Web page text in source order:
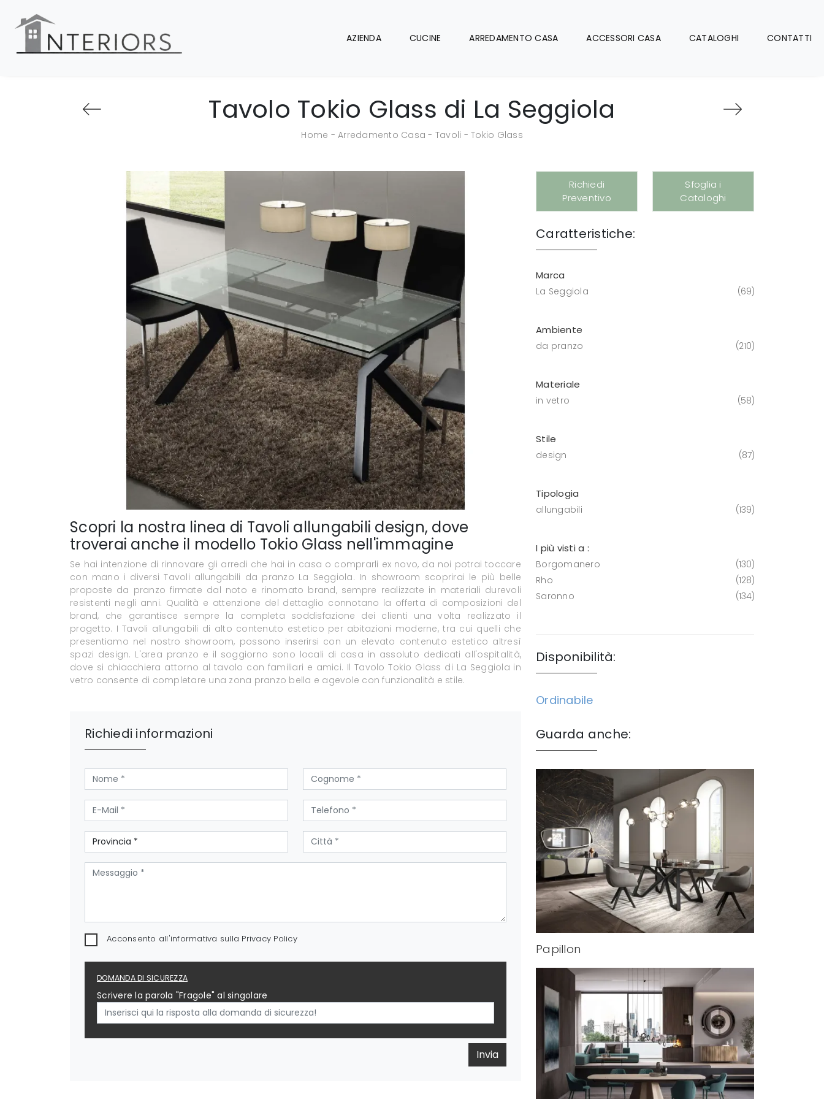
AZIENDA CUCINE ARREDAMENTO CASA ACCESSORI CASA CATALOGHI CONTATTI
Tavolo Tokio Glass di La Seggiola
Home - Arredamento Casa - Tavoli - Tokio Glass
Scopri la nostra linea di Tavoli allungabili design, dove
troverai anche il modello Tokio Glass nell'immagine
Se hai intenzione di rinnovare gli arredi che hai in casa o comprarli ex novo, da noi potrai toccare
con mano i diversi Tavoli allungabili da pranzo La Seggiola. In showroom scoprirai le più belle
proposte da pranzo firmate dal noto e rinomato brand, sempre realizzate in materiali durevoli
resistenti negli anni. Qualità e attenzione del dettaglio connotano la offerta di composizioni del
brand, che garantisce sempre la completa soddisfazione dei clienti una volta realizzato il
progetto. I Tavoli allungabili di alto contenuto estetico per abitazioni moderne, tra cui quelli che
presentiamo nel nostro showroom, possono inserirsi con un elevato contenuto estetico altresì
spazi design. L'area pranzo e il soggiorno sono locali di casa in assoluto dedicati all'ospitalità,
dove si chiacchiera attorno al tavolo con familiari e amici. Il Tavolo Tokio Glass di La Seggiola in
vetro consente di completare una zona pranzo bella e agevole con funzionalità e stile.
Richiedi informazioni
Acconsento all'informativa sulla Privacy Policy
DOMANDA DI SICUREZZA
Scrivere la parola "Fragole" al singolare
Invia
Richiedi
Preventivo
Sfoglia i
Cataloghi
Caratteristiche:
Marca
La Seggiola 69
Ambiente
da pranzo 210
Materiale
in vetro 58
Stile
design 87
Tipologia
allungabili 139
I più visti a :
Borgomanero
130
Rho
128
Saronno
134
Disponibilità:
Ordinabile
Guarda anche:
Papillon